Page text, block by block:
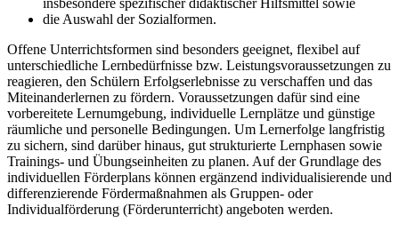
insbesondere spezifischer didaktischer Hilfsmittel sowie
die Auswahl der Sozialformen.
Offene Unterrichtsformen sind besonders geeignet, flexibel auf
unterschiedliche Lernbedürfnisse bzw. Leistungsvoraussetzungen zu
reagieren, den Schülern Erfolgserlebnisse zu verschaffen und das
Miteinanderlernen zu fördern. Voraussetzungen dafür sind eine
vorbereitete Lernumgebung, individuelle Lernplätze und günstige
räumliche und personelle Bedingungen. Um Lernerfolge langfristig
zu sichern, sind darüber hinaus, gut strukturierte Lernphasen sowie
Trainings- und Übungseinheiten zu planen. Auf der Grundlage des
individuellen Förderplans können ergänzend individualisierende und
differenzierende Fördermaßnahmen als Gruppen- oder
Individualförderung (Förderunterricht) angeboten werden.